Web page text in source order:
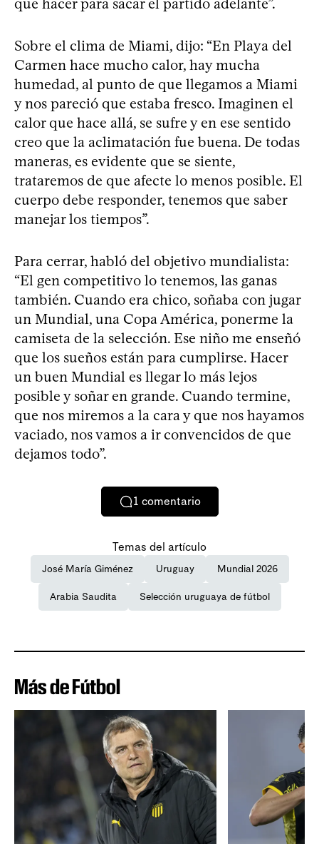
Sobre el clima de Miami, dijo: “En Playa del
Carmen hace mucho calor, hay mucha
humedad, al punto de que llegamos a Miami
y nos pareció que estaba fresco. Imaginen el
calor que hace allá, se sufre y en ese sentido
creo que la aclimatación fue buena. De todas
maneras, es evidente que se siente,
trataremos de que afecte lo menos posible. El
cuerpo debe responder, tenemos que saber
manejar los tiempos”.
Para cerrar, habló del objetivo mundialista:
“El gen competitivo lo tenemos, las ganas
también. Cuando era chico, soñaba con jugar
un Mundial, una Copa América, ponerme la
camiseta de la selección. Ese niño me enseñó
que los sueños están para cumplirse. Hacer
un buen Mundial es llegar lo más lejos
posible y soñar en grande. Cuando termine,
que nos miremos a la cara y que nos hayamos
vaciado, nos vamos a ir convencidos de que
dejamos todo”.
1 comentario
Temas del artículo
José María Giménez Uruguay Mundial 2026
Arabia Saudita Selección uruguaya de fútbol
Más de Fútbol